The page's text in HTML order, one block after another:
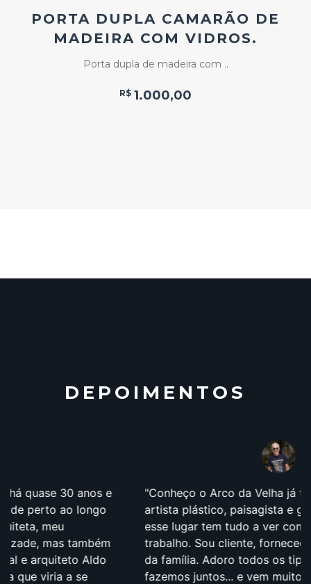
PORTA DUPLA CAMARÃO DE
MADEIRA COM VIDROS.
Porta dupla de madeira com ..
R$ 1.000,00
DEPOIMENTOS
Conheço o Arco da Velha já faz um tempão!Sou
artista plástico, paisagista e garimpeiro, então
esse lugar tem tudo a ver comigo e com o meu
trabalho. Sou cliente, fornecedor, parceiro e amigo
da família. Adoro todos os tipos de trabalho que
fazemos juntos... e vem muito mais por aí! Eu